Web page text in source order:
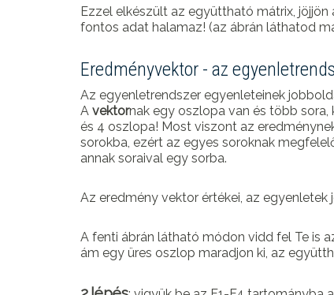
Ezzel elkészült az együttható mátrix,
fontos adat halamaz! (az ábrán láthatod
Eredményvektor - az
Az egyenletrendszer egyenleteinek
A vektornak egy oszlopa van és több sora,
és 4 oszlopa! Most viszont az
sorokba, ezért az egyes soroknak
annak soraival egy sorba.
Az eredmény vektor értékei, az egyenletek
A fenti ábrán látható módon vidd fel Te is
ám egy üres oszlop maradjon ki, az